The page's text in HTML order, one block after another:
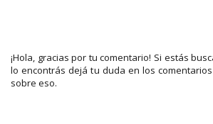
¡Hola, gracias por tu comentario! Si estás
lo encontrás dejá tu duda en los
sobre eso.